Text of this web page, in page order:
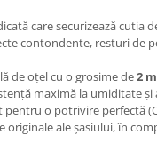
care securizează cutia
contondente, resturi de
de oțel cu o grosime de2
maximă la umiditate și
pentru o potrivire perfectă
ale șasiului, în